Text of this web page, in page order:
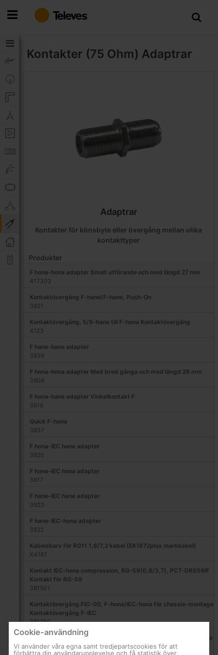
till
Kontakter (75 Ohm) Adaptrar
Adaptrar
Kontakter för könsbyte eller övergång mellan olika
kontakttyper
Produkter
F hona-hona adapter Smalt utförande och med längd 27 mm
417302
Kontaktövergång F-hane/F-hane, Push-On
3821
Kontaktövergång, 5/8-hane till F-hona Kontaktövergång
4123
F hane-hane adapter
3836
F hona-hona adapter Med bred gänga och med längd 26 mm
3806
F hona-hane adapter Vinkelkontakt F
3816
Quick F-hona
3837
F hona-IEC hane adapter
3820
F hona-IEC hona adapter
3817
F hane-IEC hane adapter
3823
F hane-IEC-hona adapter
3822
Kabelskarv för RG11 1,6/7,2 kabel (EK1672plus markkabel)
X4187
Kontakt IEC-hona compression, RG-59(0,8/3,7), PCT-DRS59IF
Kontakt för RG-59
381501
Kontaktövergång FIC-00, F-hona/IEC-hona för chassie-montage
Kontaktövergång F-IEC
381750
Kontaktövergång FIC-01, F-hona/IEC-hane för chassie-montage
Kontaktövergång
Cookie-användning
Vi använder våra egna samt tredjepartscookies för att
förbättra din användarupplevelse och få statistik över